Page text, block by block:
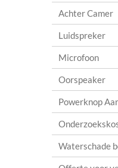
Achter Camer
Luidspreker
Microfoon
Oorspeaker
Powerknop
Waterschade